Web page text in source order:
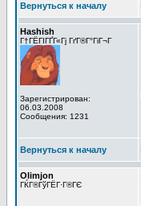
Вернуться к началу
Hashish
Г†ГЁГІГҐГ«Гј ГґГ®Г°ГіГ¬Г
Зарегистрирован:
06.03.2008
Сообщения: 1231
Вернуться к началу
Olimjon
ГЌГ®ГўГЁГ·Г®ГЄ